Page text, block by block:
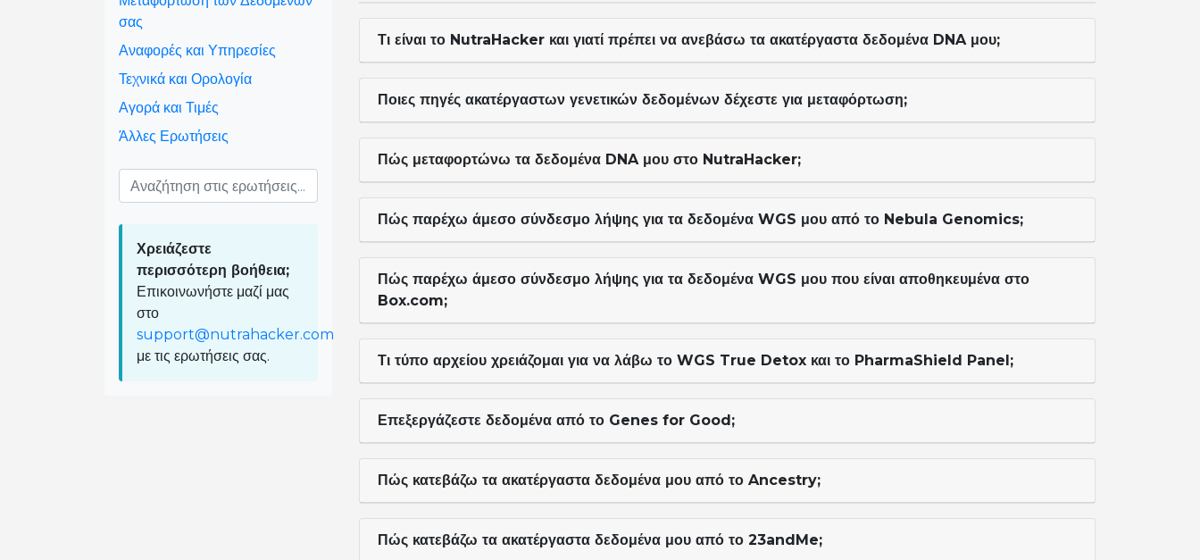
σας
Αναφορές και Υπηρεσίες
Τεχνικά και Ορολογία
Αγορά και Τιμές
Άλλες Ερωτήσεις
Χρειάζεστε
περισσότερη βοήθεια;
Επικοινωνήστε μαζί μας
στο
support@nutrahacker.com
με τις ερωτήσεις σας.
Τι είναι το NutraHacker και γιατί πρέπει να ανεβάσω τα ακατέργαστα δεδομένα DNA μου;
Ποιες πηγές ακατέργαστων γενετικών δεδομένων δέχεστε για μεταφόρτωση;
Πώς μεταφορτώνω τα δεδομένα DNA μου στο NutraHacker;
Πώς παρέχω άμεσο σύνδεσμο λήψης για τα δεδομένα WGS μου από το Nebula Genomics;
Πώς παρέχω άμεσο σύνδεσμο λήψης για τα δεδομένα WGS μου που είναι αποθηκευμένα στο
Box.com;
Τι τύπο αρχείου χρειάζομαι για να λάβω το WGS True Detox και το PharmaShield Panel;
Επεξεργάζεστε δεδομένα από το Genes for Good;
Πώς κατεβάζω τα ακατέργαστα δεδομένα μου από το Ancestry;
Πώς κατεβάζω τα ακατέργαστα δεδομένα μου από το 23andMe;